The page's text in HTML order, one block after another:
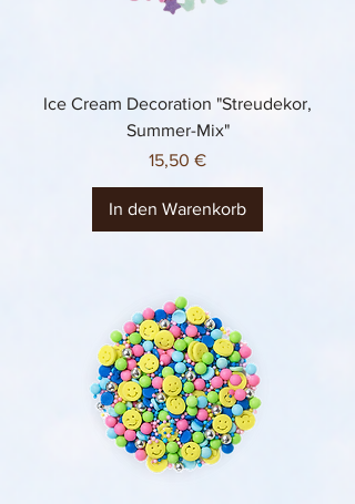
Ice Cream Decoration "Streudekor,
Summer-Mix"
Preis
15,50 €
In den Warenkorb